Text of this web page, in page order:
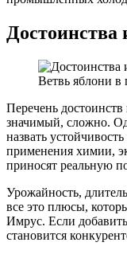
Достоинства
Ветвь яблони
Перечень
значимый, сложно.
назвать
применения химии,
приносят реальную
Урожайность,
все это плюсы,
Имрус. Если
становится